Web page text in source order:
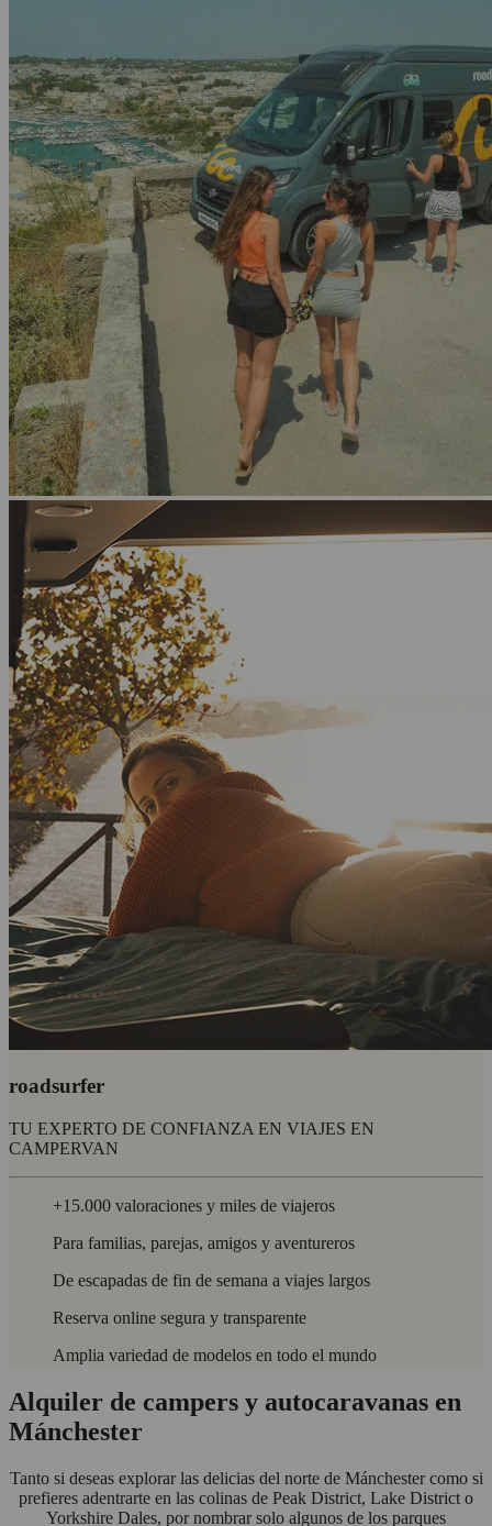
roadsurfer
TU EXPERTO DE CONFIANZA EN VIAJES EN
CAMPERVAN
+15.000 valoraciones y miles de viajeros
Para familias, parejas, amigos y aventureros
De escapadas de fin de semana a viajes largos
Reserva online segura y transparente
Amplia variedad de modelos en todo el mundo
Alquiler de campers y autocaravanas en
Mánchester
Tanto si deseas explorar las delicias del norte de Mánchester como si
prefieres adentrarte en las colinas de Peak District, Lake District o
Yorkshire Dales, por nombrar solo algunos de los parques